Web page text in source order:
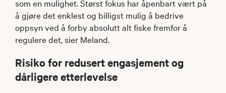
som en mulighet. Størst fokus har åpenbart vært på
å gjøre det enklest og billigst mulig å bedrive
oppsyn ved å forby absolutt alt fiske fremfor å
regulere det, sier Meland.
Risiko for redusert engasjement og
dårligere etterlevelse